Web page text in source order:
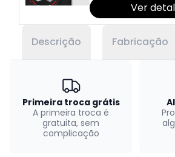
Ver
Descrição Fabricação
Primeira troca grátis
A primeira troca é
gratuita, sem
complicação